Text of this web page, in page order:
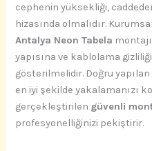
cephenin yüksekliği,
hizasında olmalıdır.
Antalya Neon Tabela
yapısına ve kablolama
gösterilmelidir. Doğru yapılan
en iyi şekilde yakalamanızı
gerçekleştirilen güvenli
profesyonelliğinizi pekiştirir.